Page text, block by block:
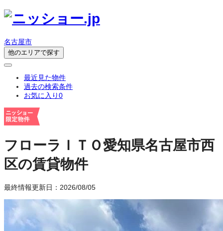
名古屋市
他のエリアで探す
最近見た物件
過去の検索条件
お気に入り0
フローラＩＴＯ愛知県名古屋市西
区の賃貸物件
最終情報更新日：2026/08/05